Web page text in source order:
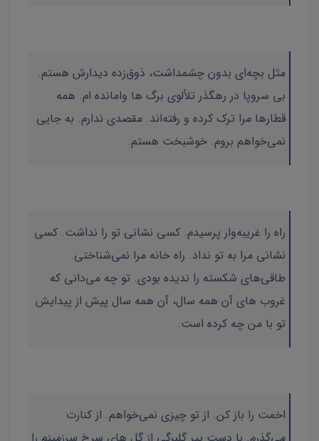
مثل بچه‌ای بدون چشمداشت، ذوق‌زده دیدارش هستم.
بی سروپا در رهگذر تلألوی برگ ها وامانده ام. همه
قطارها مرا ترک کرده و رفته‌اند. مقصدی ندارم. به جایی
نمی‌خواهم بروم. خوشبخت هستم.
راه را غریبه‌وار پرسیدم. کسی نشانی تو را نداشت. کسی
نشانی مرا به تو نداد. راه خانه مرا نمی‌شناختی.
طاقی‌های شکسته را ندیده بودی. تو چه می‌دانی که
غروب های آن همه سال، آن همه سال پیش از پیدایش
تو با من چه کرده است.
اخمت را باز کن. از تو چیزی نمی‌خواهم. از کنارت